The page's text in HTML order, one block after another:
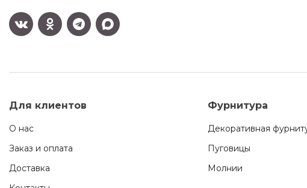
Для клиентов
О нас
Заказ и оплата
Доставка
Фурнитура
Декоративная
Пуговицы
Молнии